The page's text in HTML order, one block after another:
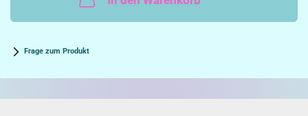
Frage zum Produkt